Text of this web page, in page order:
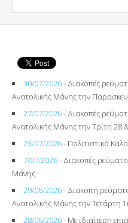
30/07/2026- Διακοπές
Ανατολικής Μάνης την
27/07/2026- Διακοπές
Ανατολικής Μάνης την Τρίτη 28
23/07/2026- Πολιτιστικό
7/07/2026- Διακοπές
Μάνης
29/06/2026- Διακοπή
Ανατολικής Μάνης την Τετάρτη
28/06/2026- Με ιδιαίτερη